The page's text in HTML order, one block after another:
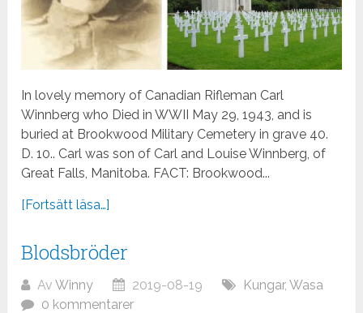
In lovely memory of Canadian Rifleman Carl
Winnberg who Died in WWII May 29, 1943, and is
buried at Brookwood Military Cemetery in grave 40.
D. 10.. Carl was son of Carl and Louise Winnberg, of
Great Falls, Manitoba. FACT: Brookwood...
[Fortsätt läsa…]
Blodsbröder
AvWinny 2019-08-19 Kungar,Wasa
0 kommentarer